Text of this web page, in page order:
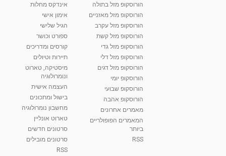
10:17
01:37
יוסי שר - מתמחה בשיטת אלכסנדר וטאי צ'י
2,734 צפיות
01:46
רנה רז-גילו -טיפול אנרגטי ויעוץ רוחני - נומרולוגית
2,310 צפיות
05:37
סודות בתאריך הלידה, משמעות חודש הלידה -
ינואר זינה ליבשיץ נומרולוגית
ליסה גרוסמן - המרכז לאימון התנהגותי - קשב
הורוסקופ מזל בתולה
הורוסקופ מזל מאזניים
הורוסקופ מזל עקרב
הורוסקופ מזל קשת
הורוסקופ מזל גדי
הורוסקופ מזל דלי
הורוסקופ מזל דגים
הורוסקופ יומי
הורוסקופ שבועי
הורוסקופ אהבה
מאמרים אחרונים
המאמרים הפופולריים
ביותר
RSS
אינדקס מחלות
אימון אישי
הגיל שלישי
ספורט וכושר
קורסים ומדריכים
תיירות וטיולים
מיסטיקה, טארוט
ונומרולוגיה
העצמה אישית
בישול ומתכונים
מחשבון נומרולוגיה
טארוט אונליין
סרטונים חדשים
סרטונים מובילים
RSS